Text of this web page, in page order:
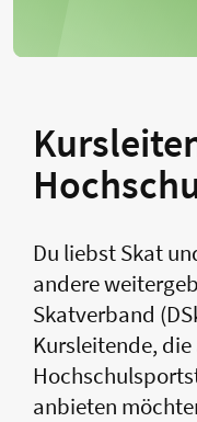
Du liebst Skat
andere
Skatverband
Kursleitende,
anbieten